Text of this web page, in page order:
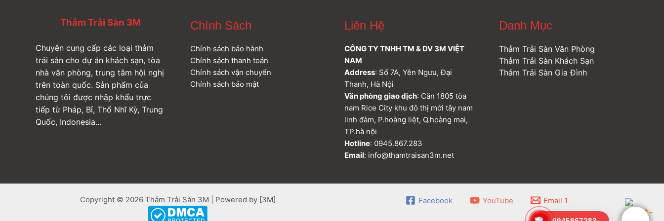
Thảm Trải Sàn 3M
Chuyên cung cấp các loại thảm
trải sàn cho dự án khách sạn, tòa
nhà văn phòng, trung tâm hội nghị
trên toàn quốc. Sản phẩm của
chúng tôi được nhập khẩu trực
tiếp từ Pháp, Bỉ, Thổ Nhĩ Kỳ, Trung
Quốc, Indonesia...
Chính Sách
Chính sách bảo hành
Chính sách thanh toán
Chính sách vận chuyển
Chính sách bảo mật
Liên Hệ
CÔNG TY TNHH TM & DV 3M VIỆT
NAM
Address: Số 7A, Yên Ngưu, Đại
Thanh, Hà Nội
Văn phòng giao dịch: Căn 1805 tòa
nam Rice City khu đô thị mới tây nam
linh đàm, P.hoàng liệt, Q.hoàng mai,
TP.hà nội
Hotline: 0945.867.283
Email: info@thamtraisan3m.net
Danh Mục
Thảm Trải Sàn Văn Phòng
Thảm Trải Sàn Khách Sạn
Thảm Trải Sàn Gia Đình
Copyright © 2026 Thảm Trải Sàn 3M | Powered by [3M] Facebook YouTube Email 1